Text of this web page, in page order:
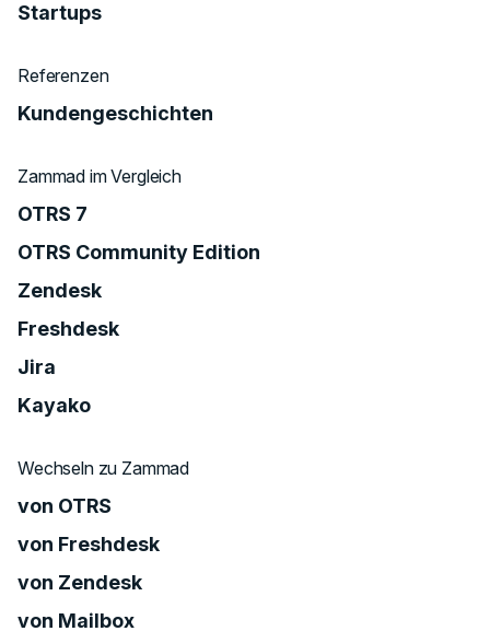
Startups
Referenzen
Kundengeschichten
Zammad im Vergleich
OTRS 7
OTRS Community Edition
Zendesk
Freshdesk
Jira
Kayako
Wechseln zu Zammad
von OTRS
von Freshdesk
von Zendesk
von Mailbox